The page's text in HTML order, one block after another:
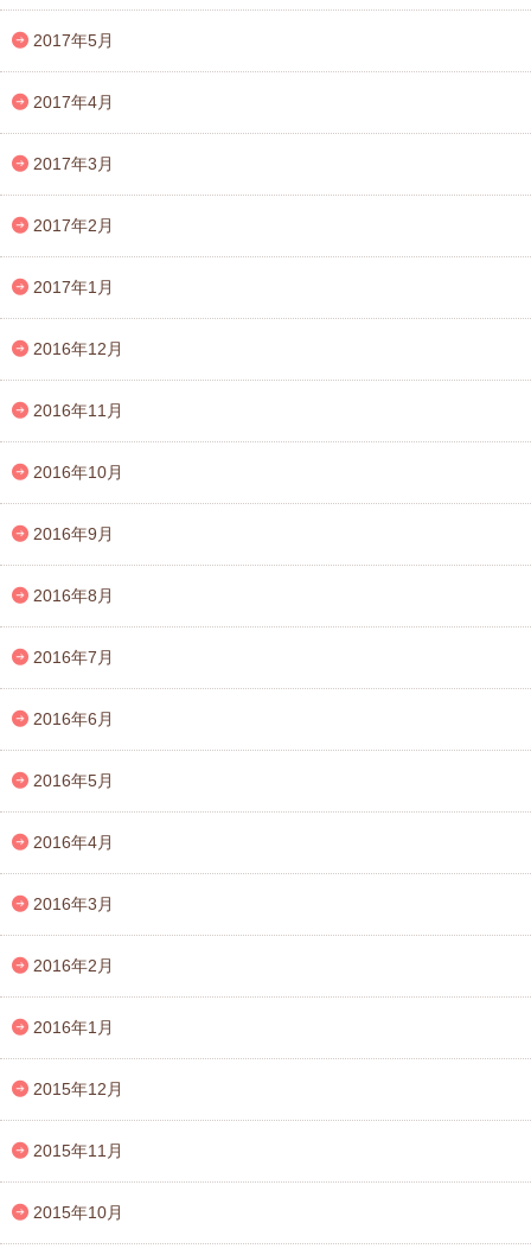
2017年5月
2017年4月
2017年3月
2017年2月
2017年1月
2016年12月
2016年11月
2016年10月
2016年9月
2016年8月
2016年7月
2016年6月
2016年5月
2016年4月
2016年3月
2016年2月
2016年1月
2015年12月
2015年11月
2015年10月